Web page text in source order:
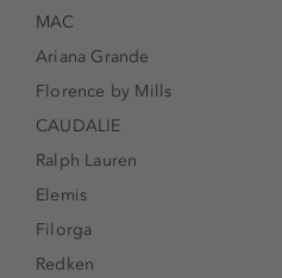
MAC
Ariana Grande
Florence by Mills
CAUDALIE
Ralph Lauren
Elemis
Filorga
Redken